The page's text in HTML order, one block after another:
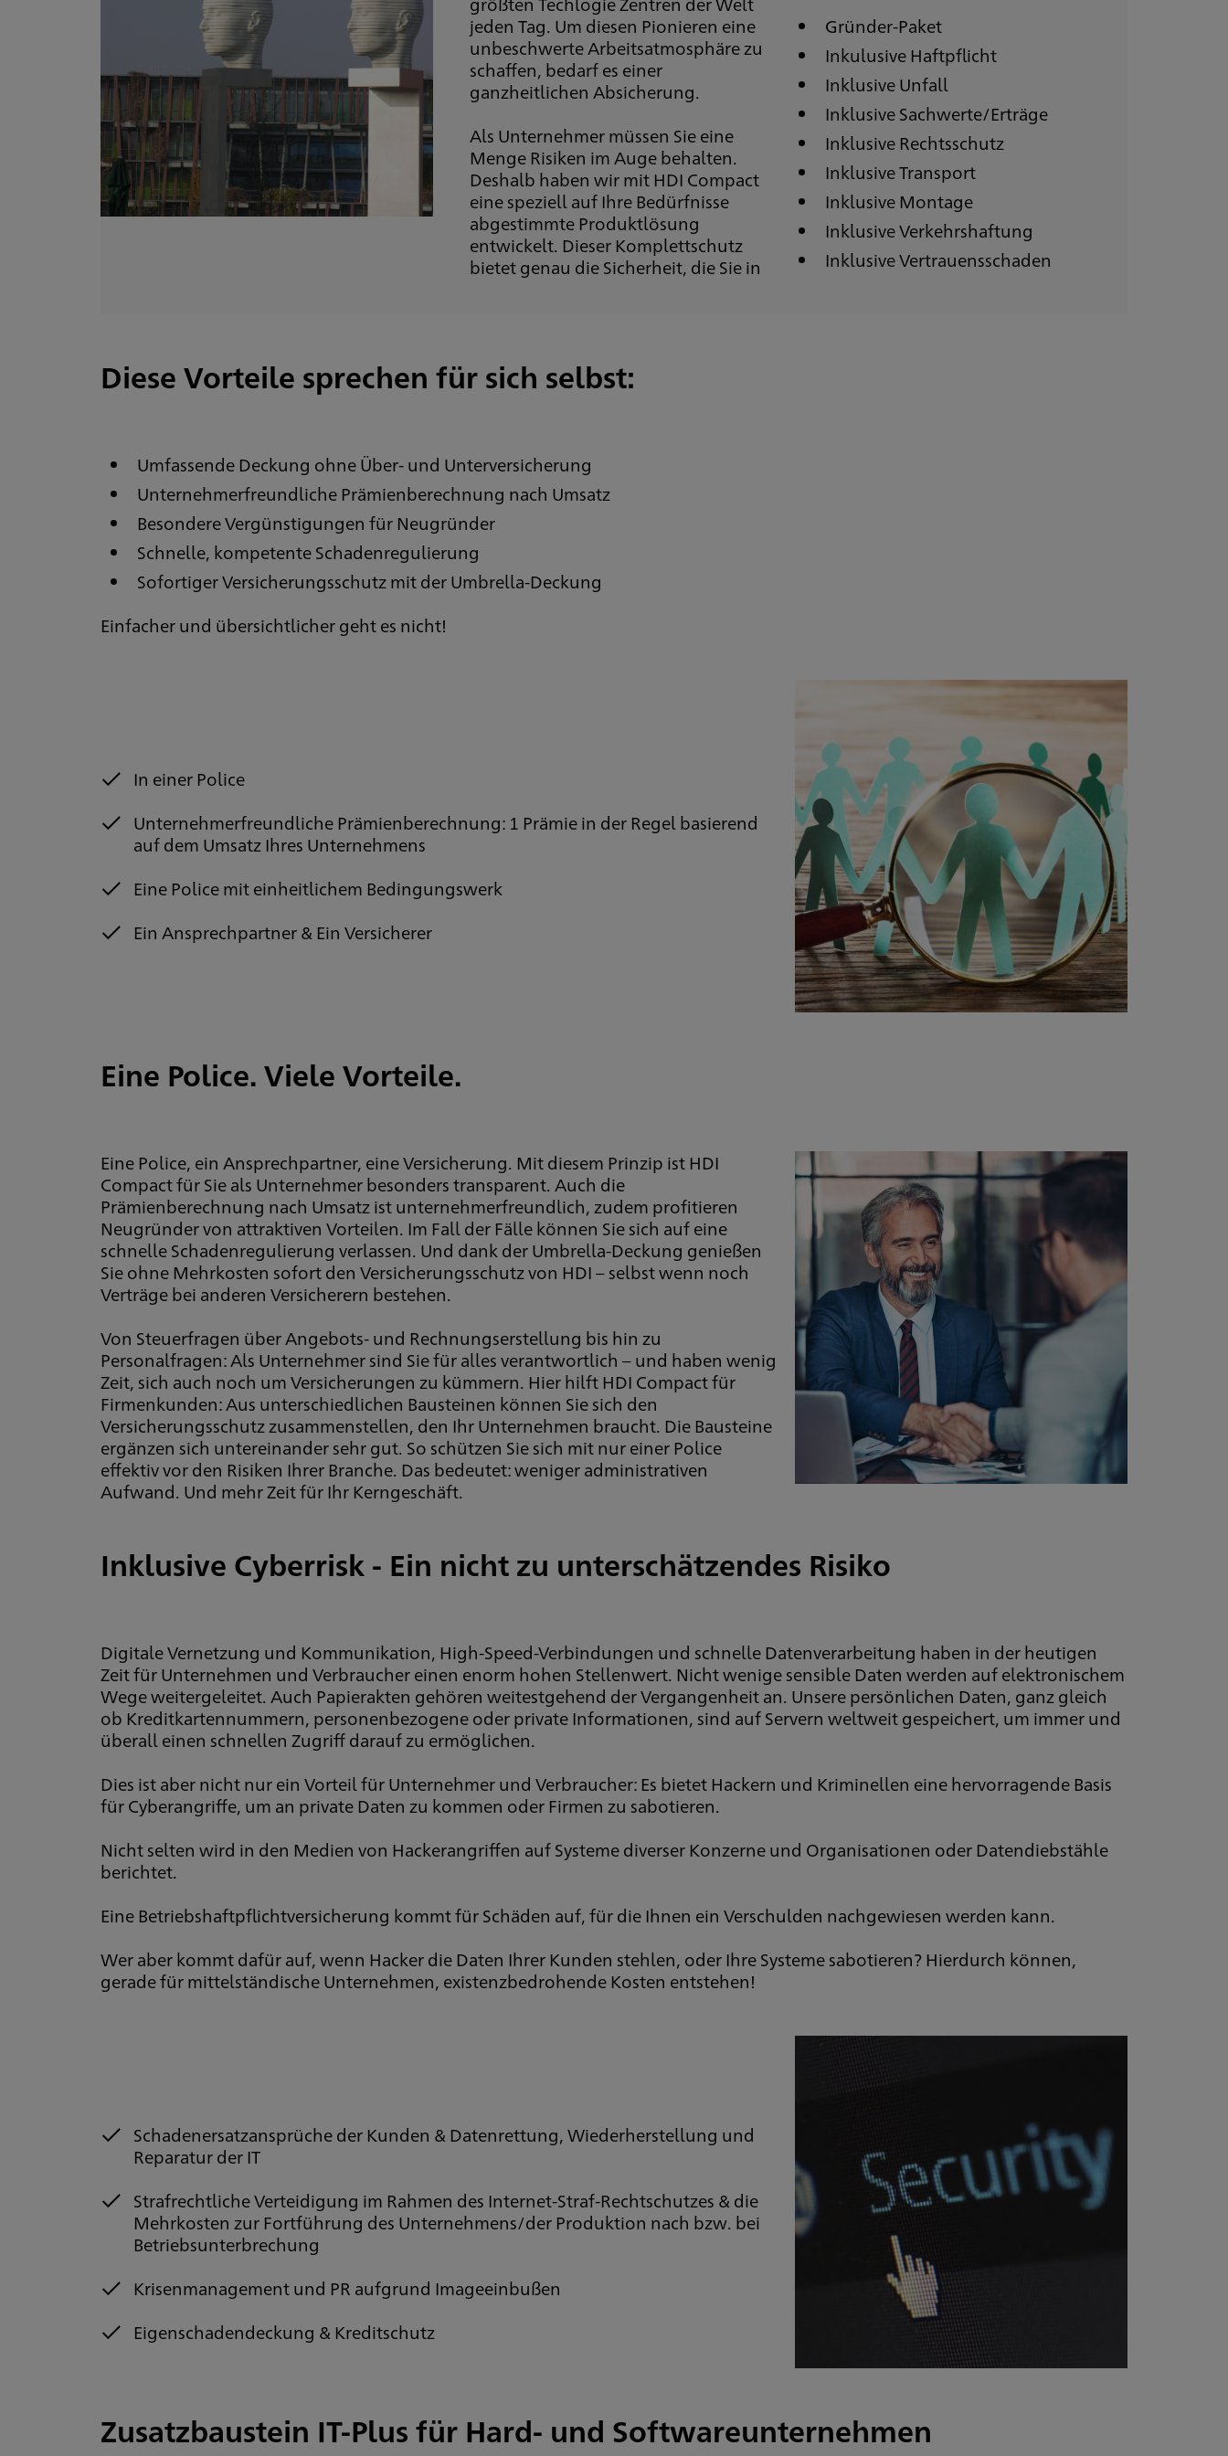
jeden Tag. Um diesen Pionieren eine
unbeschwerte Arbeitsatmosphäre zu
schaffen, bedarf es einer
ganzheitlichen Absicherung.
Als Unternehmer müssen Sie eine
Menge Risiken im Auge behalten.
Deshalb haben wir mit HDI Compact
eine speziell auf Ihre Bedürfnisse
abgestimmte Produktlösung
entwickelt. Dieser Komplettschutz
bietet genau die Sicherheit, die Sie in
Gründer-Paket
Inkulusive Haftpflicht
Inklusive Unfall
Inklusive Sachwerte/Erträge
Inklusive Rechtsschutz
Inklusive Transport
Inklusive Montage
Inklusive Verkehrshaftung
Inklusive Vertrauensschaden
Diese Vorteile sprechen für sich selbst:
Umfassende Deckung ohne Über- und Unterversicherung
Unternehmerfreundliche Prämienberechnung nach Umsatz
Besondere Vergünstigungen für Neugründer
Schnelle, kompetente Schadenregulierung
Sofortiger Versicherungsschutz mit der Umbrella-Deckung
Einfacher und übersichtlicher geht es nicht!
In einer Police
Unternehmerfreundliche Prämienberechnung: 1 Prämie in der Regel basierend
auf dem Umsatz Ihres Unternehmens
Eine Police mit einheitlichem Bedingungswerk
Ein Ansprechpartner & Ein Versicherer
Eine Police. Viele Vorteile.
Eine Police, ein Ansprechpartner, eine Versicherung. Mit diesem Prinzip ist HDI
Compact für Sie als Unternehmer besonders transparent. Auch die
Prämienberechnung nach Umsatz ist unternehmerfreundlich, zudem profitieren
Neugründer von attraktiven Vorteilen. Im Fall der Fälle können Sie sich auf eine
schnelle Schadenregulierung verlassen. Und dank der Umbrella-Deckung genießen
Sie ohne Mehrkosten sofort den Versicherungsschutz von HDI – selbst wenn noch
Verträge bei anderen Versicherern bestehen.
Von Steuerfragen über Angebots- und Rechnungserstellung bis hin zu
Personalfragen: Als Unternehmer sind Sie für alles verantwortlich – und haben wenig
Zeit, sich auch noch um Versicherungen zu kümmern. Hier hilft HDI Compact für
Firmenkunden: Aus unterschiedlichen Bausteinen können Sie sich den
Versicherungsschutz zusammenstellen, den Ihr Unternehmen braucht. Die Bausteine
ergänzen sich untereinander sehr gut. So schützen Sie sich mit nur einer Police
effektiv vor den Risiken Ihrer Branche. Das bedeutet: weniger administrativen
Aufwand. Und mehr Zeit für Ihr Kerngeschäft.
Inklusive Cyberrisk - Ein nicht zu unterschätzendes Risiko
Digitale Vernetzung und Kommunikation, High-Speed-Verbindungen und schnelle Datenverarbeitung haben in der heutigen
Zeit für Unternehmen und Verbraucher einen enorm hohen Stellenwert. Nicht wenige sensible Daten werden auf elektronischem
Wege weitergeleitet. Auch Papierakten gehören weitestgehend der Vergangenheit an. Unsere persönlichen Daten, ganz gleich
ob Kreditkartennummern, personenbezogene oder private Informationen, sind auf Servern weltweit gespeichert, um immer und
überall einen schnellen Zugriff darauf zu ermöglichen.
Dies ist aber nicht nur ein Vorteil für Unternehmer und Verbraucher: Es bietet Hackern und Kriminellen eine hervorragende Basis
für Cyberangriffe, um an private Daten zu kommen oder Firmen zu sabotieren.
Nicht selten wird in den Medien von Hackerangriffen auf Systeme diverser Konzerne und Organisationen oder Datendiebstähle
berichtet.
Eine Betriebshaftpflichtversicherung kommt für Schäden auf, für die Ihnen ein Verschulden nachgewiesen werden kann.
Wer aber kommt dafür auf, wenn Hacker die Daten Ihrer Kunden stehlen, oder Ihre Systeme sabotieren? Hierdurch können,
gerade für mittelständische Unternehmen, existenzbedrohende Kosten entstehen!
Schadenersatzansprüche der Kunden & Datenrettung, Wiederherstellung und
Reparatur der IT
Strafrechtliche Verteidigung im Rahmen des Internet-Straf-Rechtschutzes & die
Mehrkosten zur Fortführung des Unternehmens/der Produktion nach bzw. bei
Betriebsunterbrechung
Krisenmanagement und PR aufgrund Imageeinbußen
Eigenschadendeckung & Kreditschutz
Zusatzbaustein IT-Plus für Hard- und Softwareunternehmen